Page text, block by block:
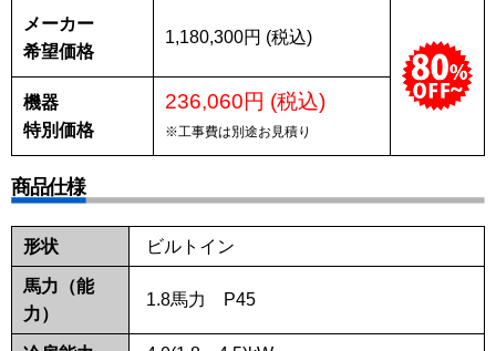
メーカー
希望価格
1,180,300円 (税込)
機器
特別価格
236,060円 (税込)
※工事費は別途お見積り
商品仕様
形状 ビルトイン
馬力（能
力）
1.8馬力 P45